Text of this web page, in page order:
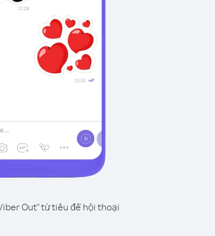
Out" từ tiêu đề hội thoại